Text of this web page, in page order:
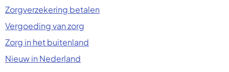
Zorgverzekering betalen
Vergoeding van zorg
Zorg in het buitenland
Nieuw in Nederland